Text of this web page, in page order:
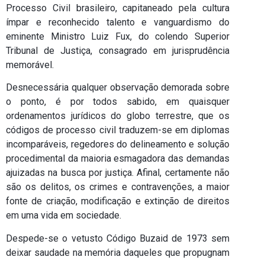
Processo Civil brasileiro, capitaneado pela cultura
ímpar e reconhecido talento e vanguardismo do
eminente Ministro Luiz Fux, do colendo Superior
Tribunal de Justiça, consagrado em jurisprudência
memorável.
Desnecessária qualquer observação demorada sobre
o ponto, é por todos sabido, em quaisquer
ordenamentos jurídicos do globo terrestre, que os
códigos de processo civil traduzem-se em diplomas
incomparáveis, regedores do delineamento e solução
procedimental da maioria esmagadora das demandas
ajuizadas na busca por justiça. Afinal, certamente não
são os delitos, os crimes e contravenções, a maior
fonte de criação, modificação e extinção de direitos
em uma vida em sociedade.
Despede-se o vetusto Código Buzaid de 1973 sem
deixar saudade na memória daqueles que propugnam